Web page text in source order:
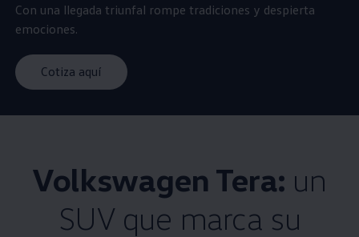
Con una llegada triunfal rompe tradiciones y despierta
emociones.
Cotiza aquí
Volkswagen Tera: un
SUVque marca su